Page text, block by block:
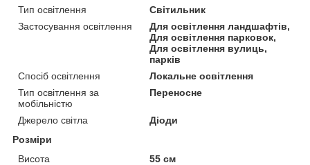
Тип освітлення
Світильник
Застосування освітлення
Для освітлення ландшафтів,
Для освітлення парковок,
Для освітлення вулиць,
парків
Спосіб освітлення
Локальне освітлення
Тип освітлення за
мобільністю
Переносне
Джерело світла
Діоди
Розміри
Висота
55 см